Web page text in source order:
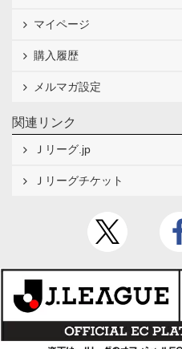
マイページ
購入履歴
メルマガ設定
関連リンク
Ｊリーグ.jp
Ｊリーグチケット